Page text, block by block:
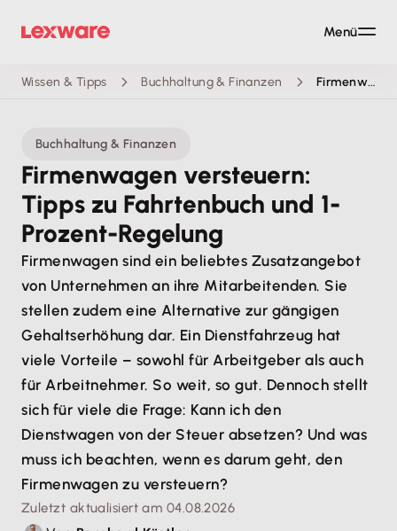
Wissen & Tipps Buchhaltung & Finanzen Firmenwagen
Buchhaltung & Finanzen
Firmenwagen versteuern:
Tipps zu Fahrtenbuch und 1-
Prozent-Regelung
Firmenwagen sind ein beliebtes Zusatzangebot
von Unternehmen an ihre Mitarbeitenden. Sie
stellen zudem eine Alternative zur gängigen
Gehaltserhöhung dar. Ein Dienstfahrzeug hat
viele Vorteile – sowohl für Arbeitgeber als auch
für Arbeitnehmer. So weit, so gut. Dennoch stellt
sich für viele die Frage: Kann ich den
Dienstwagen von der Steuer absetzen? Und was
muss ich beachten, wenn es darum geht, den
Firmenwagen zu versteuern?
Zuletzt aktualisiert am 04.08.2026
Menü